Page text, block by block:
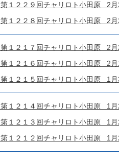
第１２２９回チャリロト小田原 2
第１２２８回チャリロト小田原 2
第１２１７回チャリロト小田原 2
第１２１６回チャリロト小田原 2
第１２１５回チャリロト小田原 1
第１２１４回チャリロト小田原 1
第１２１３回チャリロト小田原 1
第１２１２回チャリロト小田原 1